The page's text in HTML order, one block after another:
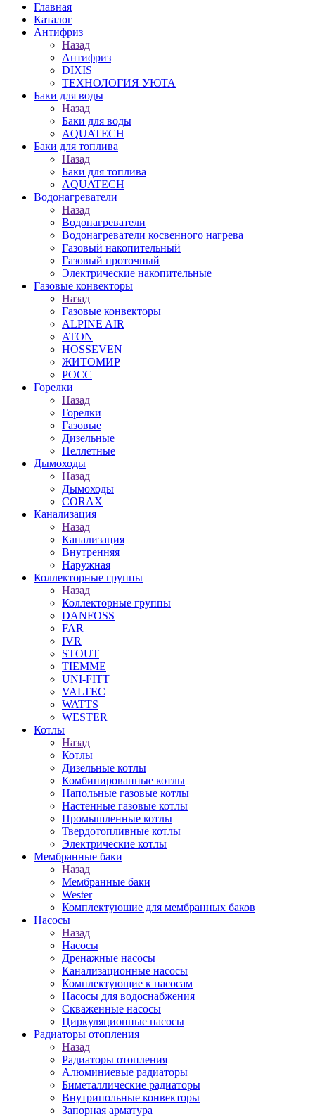
Главная
Каталог
Антифриз
Назад
Антифриз
DIXIS
ТЕХНОЛОГИЯ УЮТА
Баки для воды
Назад
Баки для воды
AQUATECH
Баки для топлива
Назад
Баки для топлива
AQUATECH
Водонагреватели
Назад
Водонагреватели
Водонагреватели косвенного нагрева
Газовый накопительный
Газовый проточный
Электрические накопительные
Газовые конвекторы
Назад
Газовые конвекторы
ALPINE AIR
ATON
HOSSEVEN
ЖИТОМИР
РОСС
Горелки
Назад
Горелки
Газовые
Дизельные
Пеллетные
Дымоходы
Назад
Дымоходы
CORAX
Канализация
Назад
Канализация
Внутренняя
Наружная
Коллекторные группы
Назад
Коллекторные группы
DANFOSS
FAR
IVR
STOUT
TIEMME
UNI-FITT
VALTEC
WATTS
WESTER
Котлы
Назад
Котлы
Дизельные котлы
Комбинированные котлы
Напольные газовые котлы
Настенные газовые котлы
Промышленные котлы
Твердотопливные котлы
Электрические котлы
Мембранные баки
Назад
Мембранные баки
Wester
Комплектуюшие для мембранных баков
Насосы
Назад
Насосы
Дренажные насосы
Канализационные насосы
Комплектующие к насосам
Насосы для водоснабжения
Скваженные насосы
Циркуляционные насосы
Радиаторы отопления
Назад
Радиаторы отопления
Алюминиевые радиаторы
Биметаллические радиаторы
Внутрипольные конвекторы
Запорная арматура